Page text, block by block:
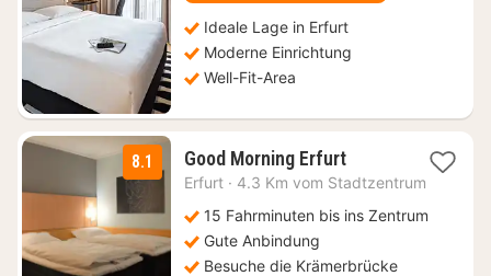
Ideale Lage in Erfurt
Moderne Einrichtung
Well-Fit-Area
8.1 Good Morning Erfurt1
Nacht
55,76
Erfurt · 4.3 Km vom Stadtzentrum
15 Fahrminuten bis ins Zentrum
Gute Anbindung
Besuche die Krämerbrücke